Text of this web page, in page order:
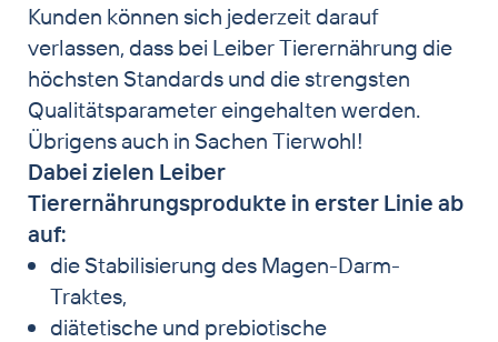
Kunden können sich jederzeit darauf
verlassen, dass bei Leiber Tierernährung die
höchsten Standards und die strengsten
Qualitätsparameter eingehalten werden.
Übrigens auch in Sachen Tierwohl!
Dabei zielen Leiber
Tierernährungsprodukte in erster Linie ab
auf:
die Stabilisierung des Magen-Darm-
Traktes,
diätetische und prebiotische